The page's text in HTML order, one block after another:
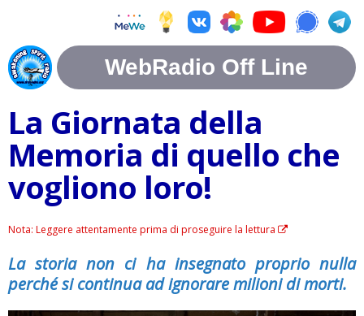
La Giornata della
Memoria di quello che
vogliono loro!
Nota: Leggere attentamente prima di proseguire la lettura
La storia non ci ha insegnato proprio nulla
perché si continua ad ignorare milioni di morti.